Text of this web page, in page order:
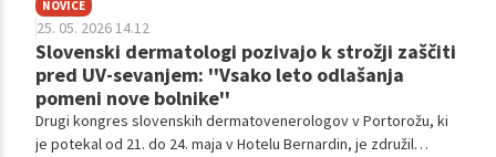
NOVICE
25. 05. 2026 14.12
Slovenski dermatologi pozivajo k strožji zaščiti
pred UV-sevanjem: ''Vsako leto odlašanja
pomeni nove bolnike''
Drugi kongres slovenskih dermatovenerologov v Portorožu, ki
je potekal od 21. do 24. maja v Hotelu Bernardin, je združil